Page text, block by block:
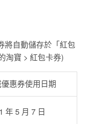
將自動儲存於「紅包
淘寶 > 紅包卡券)
惠券使用日期
年 5 月 7 日